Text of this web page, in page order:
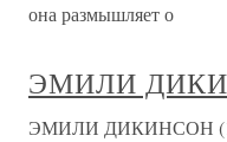
она размышляет о
ЭМИЛИ
ЭМИЛИ ДИКИНСОН